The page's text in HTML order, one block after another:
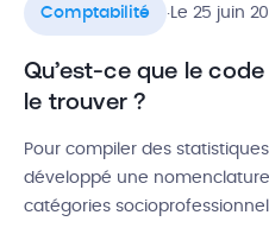
Comptabilité .Le 25 juin
Qu’est-ce que le
le trouver ?
Pour compiler des statistiques
développé une
catégories